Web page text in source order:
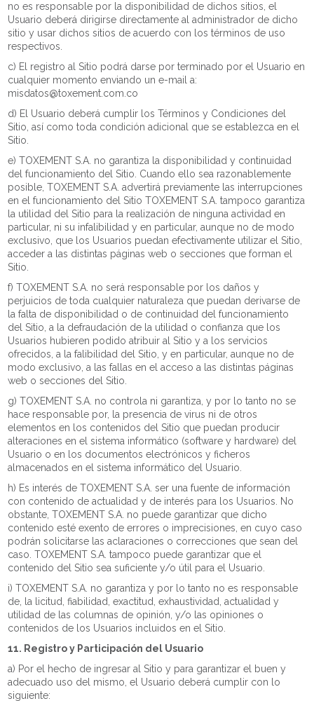
no es responsable por la disponibilidad de dichos sitios, el
Usuario deberá dirigirse directamente al administrador de dicho
sitio y usar dichos sitios de acuerdo con los términos de uso
respectivos.
c) El registro al Sitio podrá darse por terminado por el Usuario en
cualquier momento enviando un e-mail a:
misdatos@toxement.com.co
d) El Usuario deberá cumplir los Términos y Condiciones del
Sitio, así como toda condición adicional que se establezca en el
Sitio.
e) TOXEMENT S.A. no garantiza la disponibilidad y continuidad
del funcionamiento del Sitio. Cuando ello sea razonablemente
posible, TOXEMENT S.A. advertirá previamente las interrupciones
en el funcionamiento del Sitio TOXEMENT S.A. tampoco garantiza
la utilidad del Sitio para la realización de ninguna actividad en
particular, ni su infalibilidad y en particular, aunque no de modo
exclusivo, que los Usuarios puedan efectivamente utilizar el Sitio,
acceder a las distintas páginas web o secciones que forman el
Sitio.
f) TOXEMENT S.A. no será responsable por los daños y
perjuicios de toda cualquier naturaleza que puedan derivarse de
la falta de disponibilidad o de continuidad del funcionamiento
del Sitio, a la defraudación de la utilidad o confianza que los
Usuarios hubieren podido atribuir al Sitio y a los servicios
ofrecidos, a la falibilidad del Sitio, y en particular, aunque no de
modo exclusivo, a las fallas en el acceso a las distintas páginas
web o secciones del Sitio.
g) TOXEMENT S.A. no controla ni garantiza, y por lo tanto no se
hace responsable por, la presencia de virus ni de otros
elementos en los contenidos del Sitio que puedan producir
alteraciones en el sistema informático (software y hardware) del
Usuario o en los documentos electrónicos y ficheros
almacenados en el sistema informático del Usuario.
h) Es interés de TOXEMENT S.A. ser una fuente de información
con contenido de actualidad y de interés para los Usuarios. No
obstante, TOXEMENT S.A. no puede garantizar que dicho
contenido esté exento de errores o imprecisiones, en cuyo caso
podrán solicitarse las aclaraciones o correcciones que sean del
caso. TOXEMENT S.A. tampoco puede garantizar que el
contenido del Sitio sea suficiente y/o útil para el Usuario.
i) TOXEMENT S.A. no garantiza y por lo tanto no es responsable
de, la licitud, fiabilidad, exactitud, exhaustividad, actualidad y
utilidad de las columnas de opinión, y/o las opiniones o
contenidos de los Usuarios incluidos en el Sitio.
11. Registro y Participación del Usuario
a) Por el hecho de ingresar al Sitio y para garantizar el buen y
adecuado uso del mismo, el Usuario deberá cumplir con lo
siguiente: